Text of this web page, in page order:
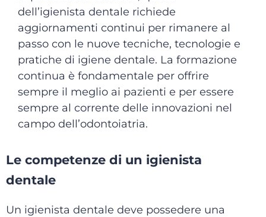
dell’igienista dentale richiede
aggiornamenti continui per rimanere al
passo con le nuove tecniche, tecnologie e
pratiche di igiene dentale. La formazione
continua è fondamentale per offrire
sempre il meglio ai pazienti e per essere
sempre al corrente delle innovazioni nel
campo dell’odontoiatria.
Le competenze di un igienista
dentale
Un igienista dentale deve possedere una